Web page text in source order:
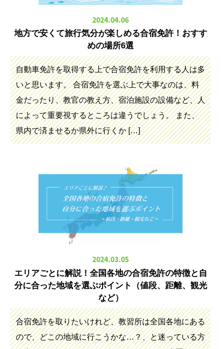
2024.04.06
地方で安くて旅行気分が楽しめる合宿免許！おすす
めの場所6選
自動車免許を取得する上で合宿免許を利用する人は多
いと思います。 合宿免許を選ぶ上で大事なのは、料
金だったり、教官の教え方、宿泊施設の設備など、人
によって重要視するところは違うでしょう。 また、
県内で済ませるか県外に行くか […]
2024.03.05
エリアごとに解説！全国各地の合宿免許の特徴と自
分に合った地域を選ぶポイント（値段、距離、観光
など）
合宿免許を取りたいけれど、教習所は全国各地にある
ので、どこの地域に行こうかな…？、と迷っている方